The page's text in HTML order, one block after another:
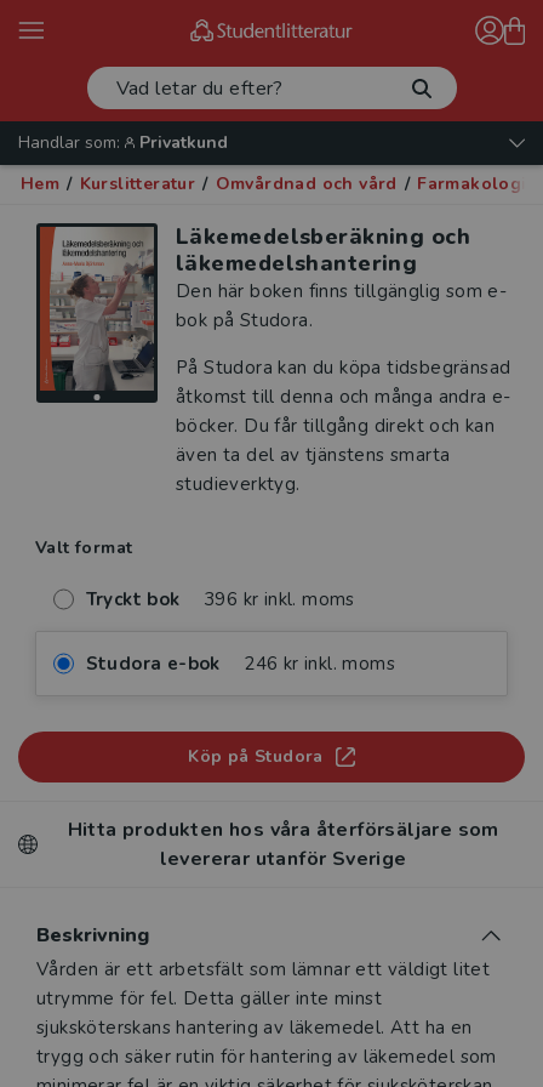
Handlar som:
Privatkund
Hem / Kurslitteratur / Omvårdnad och vård / Farmakologi
Läkemedelsberäkning och
läkemedelshantering
Den här boken finns tillgänglig som e-
bok på Studora.
På Studora kan du köpa tidsbegränsad
åtkomst till denna och många andra e-
böcker. Du får tillgång direkt och kan
även ta del av tjänstens smarta
studieverktyg.
Valt format
Tryckt bok 396 kr inkl. moms
Studora e-bok 246 kr inkl. moms
Köp på Studora
Hitta produkten hos våra återförsäljare som
levererar utanför Sverige
Beskrivning
Beskrivning
Vården är ett arbetsfält som lämnar ett väldigt litet
utrymme för fel. Detta gäller inte minst
sjuksköterskans hantering av läkemedel. Att ha en
trygg och säker rutin för hantering av läkemedel som